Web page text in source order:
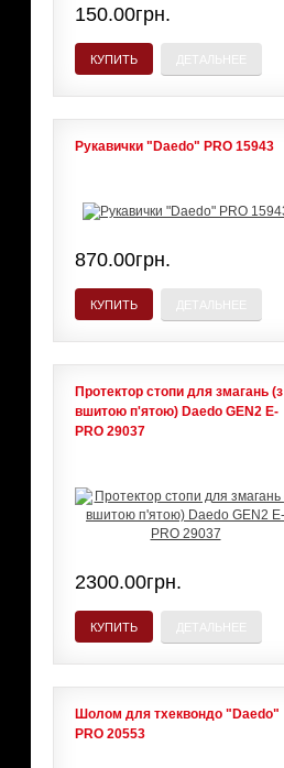
150.00грн.
КУПИТЬ
Рукавички "Daedo" PRO 15943
870.00грн.
КУПИТЬ
Протектор стопи для змагань (з
вшитою п'ятою) Daedo GEN2 E-
PRO 29037
2300.00грн.
КУПИТЬ
Шолом для тхеквондо "Daedo"
PRO 20553